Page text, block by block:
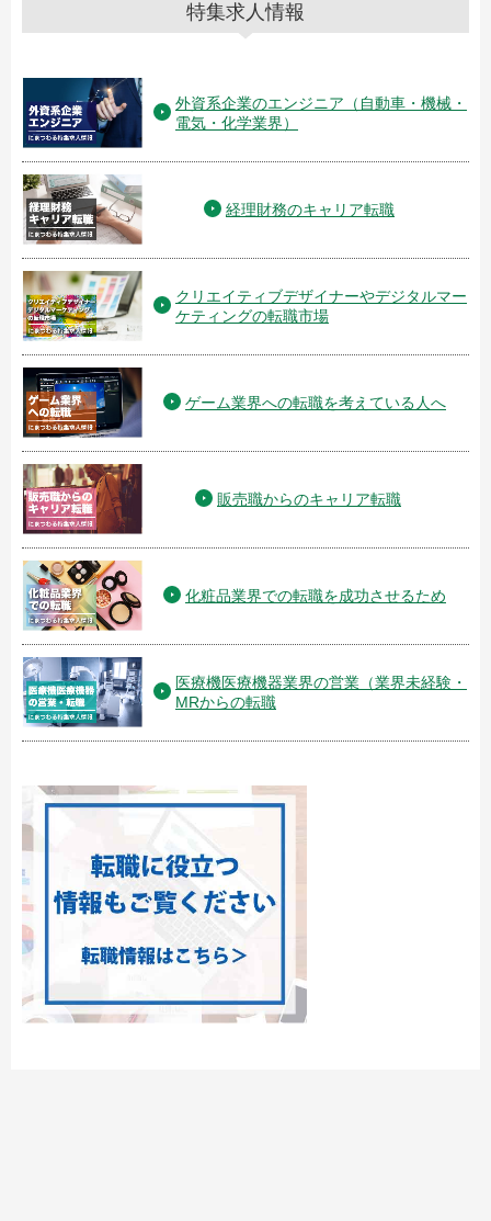
特集求人情報
外資系企業のエンジニア（自動車・機械・
電気・化学業界）
経理財務のキャリア転職
クリエイティブデザイナーやデジタルマー
ケティングの転職市場
ゲーム業界への転職を考えている人へ
販売職からのキャリア転職
化粧品業界での転職を成功させるため
医療機医療機器業界の営業（業界未経験・
MRからの転職